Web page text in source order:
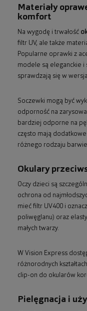
Materiały
komfort
Na wygodę i trwałość
filtr UV, ale także
Popularne oprawki z
modele są eleganckie i
sprawdzają się w
Soczewki mogą być
odporność na
bardziej odporne na
często mają
różnego rodzaju
Okulary
Oczy dzieci są
ochrona od
mieć filtr UV400 i
poliwęglanu) oraz
małych twarzy.
W Vision Express
różnorodnych
clip-on do okularów
Pielęgnacja i